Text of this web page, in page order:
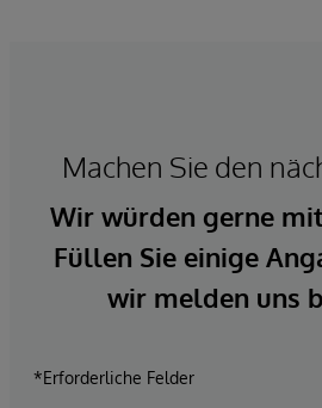
Machen Sie den
Wir würden gerne
Füllen Sie einige
wir melden uns
*Erforderliche Felder